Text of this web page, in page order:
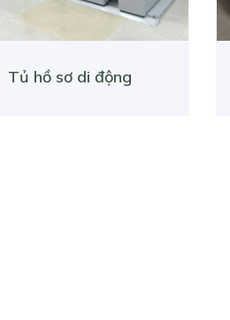
Tủ hồ sơ di động